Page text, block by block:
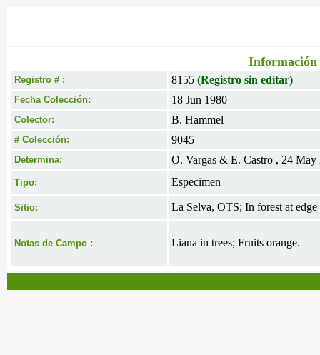
Información
Registro # : 8155 (Registro sin editar)
Fecha Colección: 18 Jun 1980
Colector: B. Hammel
# Colección: 9045
Determina: O. Vargas & E. Castro , 24 May
Tipo: Especimen
Sitio: La Selva, OTS; In forest at
Notas de Campo : Liana in trees; Fruits orange.